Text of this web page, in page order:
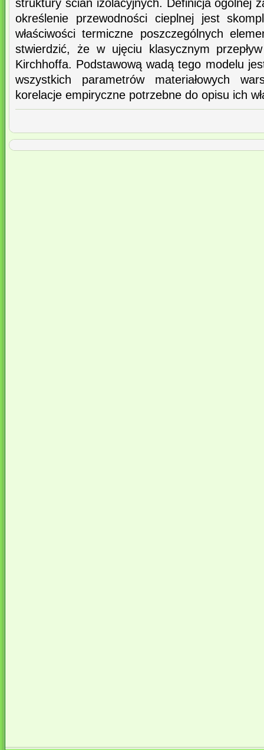
struktury ścian izolacyjnych. Definicja ogólnej
określenie przewodności cieplnej jest
właściwości termiczne poszczególnych
stwierdzić, że w ujęciu klasycznym
Kirchhoffa. Podstawową wadą tego modelu
wszystkich parametrów materiałowych
korelacje empiryczne potrzebne do opisu ich